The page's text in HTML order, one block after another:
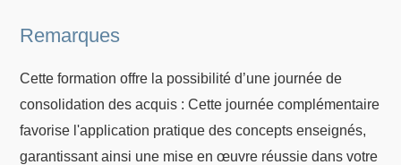
Remarques
Cette formation offre la possibilité d’une journée de
consolidation des acquis : Cette journée complémentaire
favorise l'application pratique des concepts enseignés,
garantissant ainsi une mise en œuvre réussie dans votre